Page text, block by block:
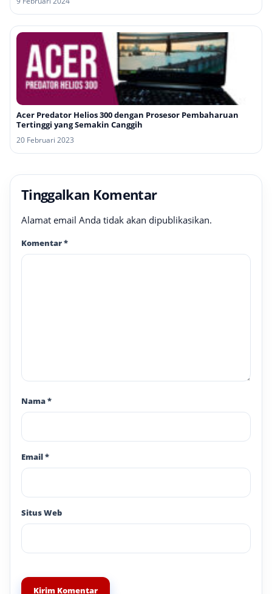
Acer Predator Helios 300 dengan Prosesor Pembaharuan
Tertinggi yang Semakin Canggih
20 Februari 2023
Tinggalkan Komentar
Alamat email Anda tidak akan dipublikasikan.
Komentar*
Nama*
Email*
Situs Web